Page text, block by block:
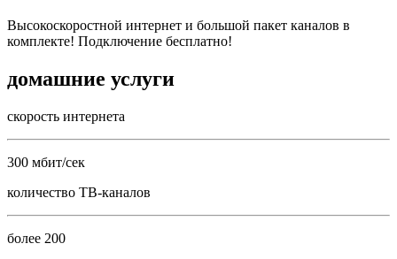
Высокоскоростной интернет и большой пакет каналов в
комплекте! Подключение бесплатно!
домашние услуги
скорость интернета
300 мбит/сек
количество ТВ-каналов
более 200